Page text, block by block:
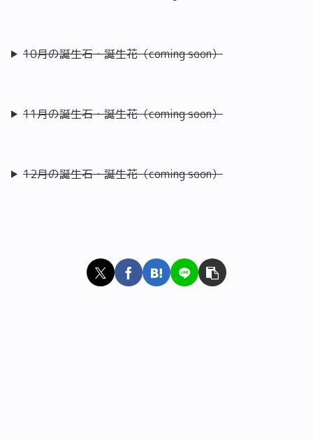
10月の誕生石・誕生花（coming soon）
11月の誕生石・誕生花（coming soon）
12月の誕生石・誕生花（coming soon）